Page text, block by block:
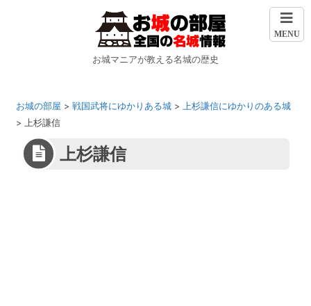
MENU
お城マニアが教える名城の歴史
お城の部屋 > 戦国武将にゆかりある城>
上杉謙信にゆかりのある城
>
上杉謙信
上杉謙信